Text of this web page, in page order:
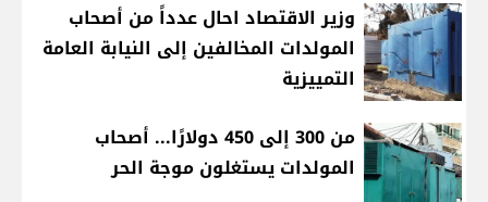
وزير الاقتصاد احال عدداً من أصحاب
المولدات المخالفين إلى النيابة العامة
التمييزية
من 300 إلى 450 دولارًا... أصحاب
المولدات يستغلون موجة الحر